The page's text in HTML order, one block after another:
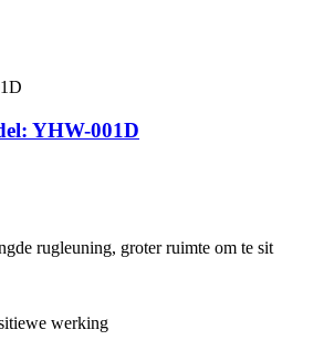
YHW-001D
rugleuning, groter ruimte om te sit
werking